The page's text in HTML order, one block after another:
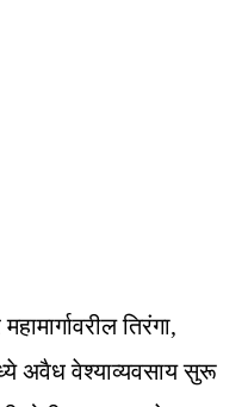
तिरंगा,
अवैध वेश्याव्यवसाय सुरू